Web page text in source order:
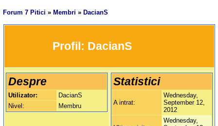
Forum 7 Pitici » Membri » DacianS
		Profil:
DacianS
Despre
Utilizator:
DacianS
Nivel:
Membru
Statistici
A intrat:
Wednesday,
September 12,
2012
Wednesday,